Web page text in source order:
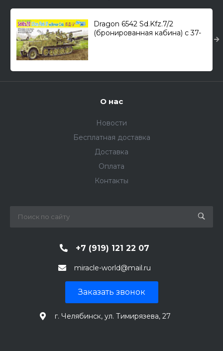
Dragon 6542 Sd.Kfz.7/2
(бронированная кабина) с 37-
О нас
Новости
Бесплатная доставка
Доставка
Оплата
Контакты
+7 (919) 121 22 07
miracle-world@mail.ru
Заказать звонок
г. Челябинск, ул. Тимирязева, 27